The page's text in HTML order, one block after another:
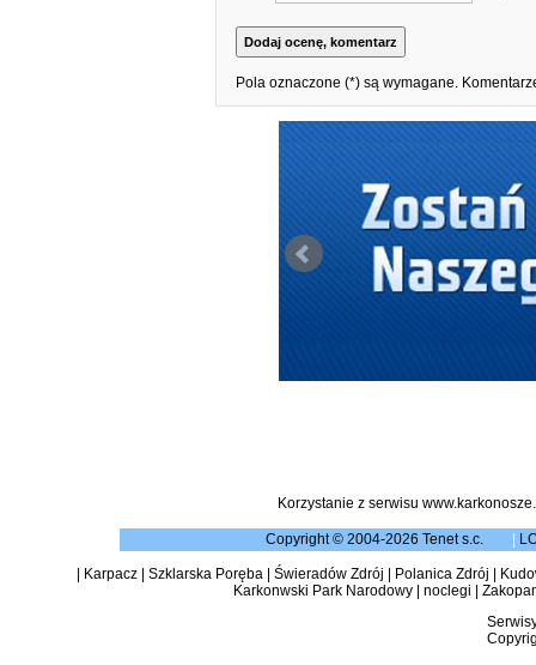
Pola oznaczone (*) są wymagane.
Korzystanie z serwisu
Copyright © 2004-2026 Tenet s.c.
Karpacz| Szklarska Poręba| Świeradów Zdrój Polanica Zdrój
Karkonwski Park Narodowy| noclegi